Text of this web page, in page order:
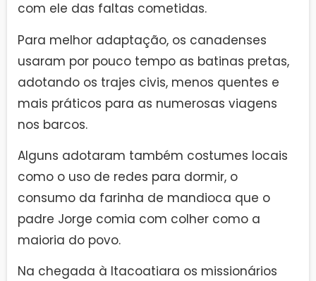
com ele das faltas cometidas.
Para melhor adaptação, os canadenses
usaram por pouco tempo as batinas pretas,
adotando os trajes civis, menos quentes e
mais práticos para as numerosas viagens
nos barcos.
Alguns adotaram também costumes locais
como o uso de redes para dormir, o
consumo da farinha de mandioca que o
padre Jorge comia com colher como a
maioria do povo.
Na chegada à Itacoatiara os missionários